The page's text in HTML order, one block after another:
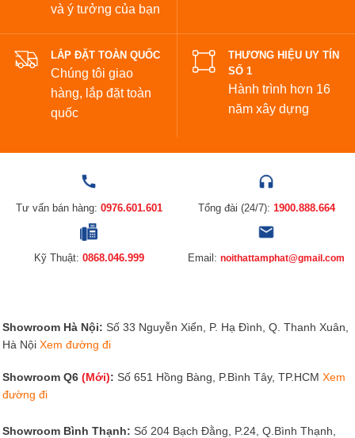
và ý tưởng của bạn
LẮP ĐẶT TOÀN QUỐC
Chúng tôi giao
hàng, lắp đặt toàn
quốc
THƯƠNG HIỆU UY TÍN
SỐ 1
Hành trình hơn 16
năm xây dựng
Tư vấn bán hàng: 0976.601.601 Tổng đài (24/7): 1900.888.664
Kỹ Thuật: 0868.046.999 Email: noithattamphat@gmail.com
Showroom Hà Nội: Số 33 Nguyễn Xiển, P. Hạ Đình, Q. Thanh Xuân,
Hà Nội Xem đường đi
Showroom Q6 (Mới): Số 651 Hồng Bàng, P.Bình Tây, TP.HCM Xem
đường đi
Showroom Bình Thạnh: Số 204 Bạch Đằng, P.24, Q.Bình Thạnh,